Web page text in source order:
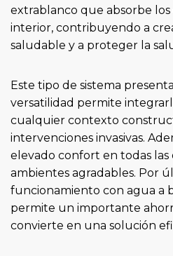
extrablanco que absorbe
interior, contribuyendo a
saludable y a proteger la
Este tipo de sistema
versatilidad permite
cualquier contexto
intervenciones invasivas.
elevado confort en todas las
ambientes agradables. Por
funcionamiento con agua a
permite un importante
convierte en una solución